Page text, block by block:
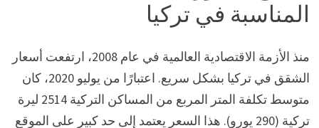
المناسبة في تركيا
منذ الأزمة الاقتصادية العالمية في عام 2008، ارتفعت أسعار
الشقق في تركيا بشكل سريع. اعتبارًا من يوليو 2020، كان
متوسط تكلفة المتر المربع من المساكن التركية 2514 ليرة
تركية (290 يورو). هذا السعر يعتمد إلى حد كبير على الموقع